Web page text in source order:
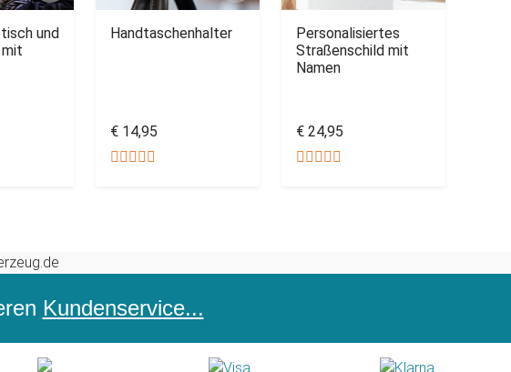
und
Handtaschenhalter
€ 14,95
Personalisiertes
Straßenschild mit
Namen
€ 24,95
Kundenservice...